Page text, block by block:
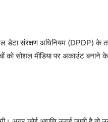
डेटा संरक्षण अधिनियम (DPDP) के
सोशल मीडिया पर अकाउंट बनाने के